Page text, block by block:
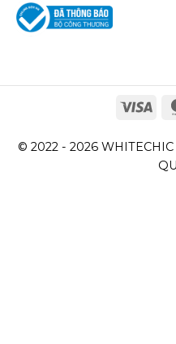
© 2022 - 2026